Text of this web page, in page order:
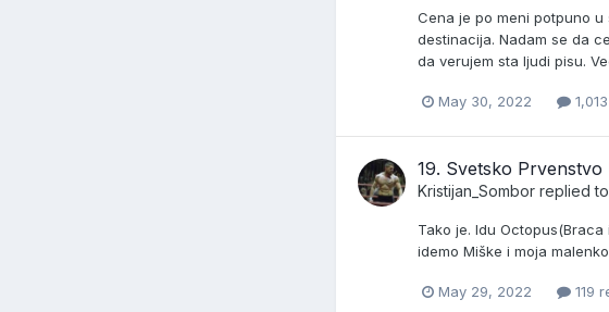
Cena je po meni potpuno
destinacija. Nadam se da
da verujem sta ljudi pisu.
May 30, 2022
19. Svetsko
Kristijan_Sombor replied to
Tako je. Idu
idemo Miške i moja
May 29, 2022 119